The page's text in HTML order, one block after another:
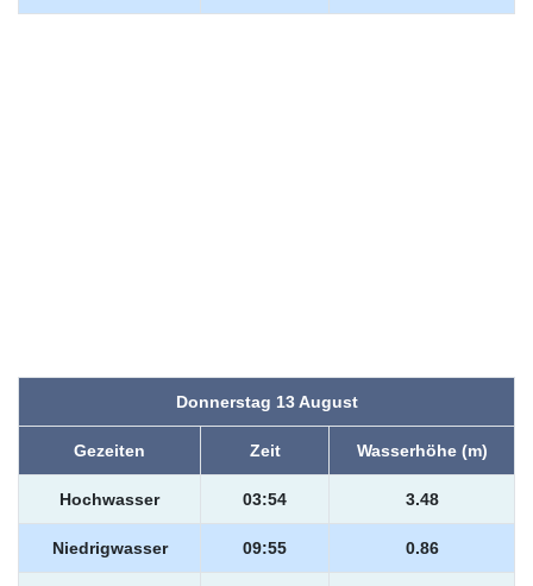
Donnerstag 13 August
Gezeiten Zeit Wasserhöhe (m)
Hochwasser 03:54 3.48
Niedrigwasser 09:55 0.86